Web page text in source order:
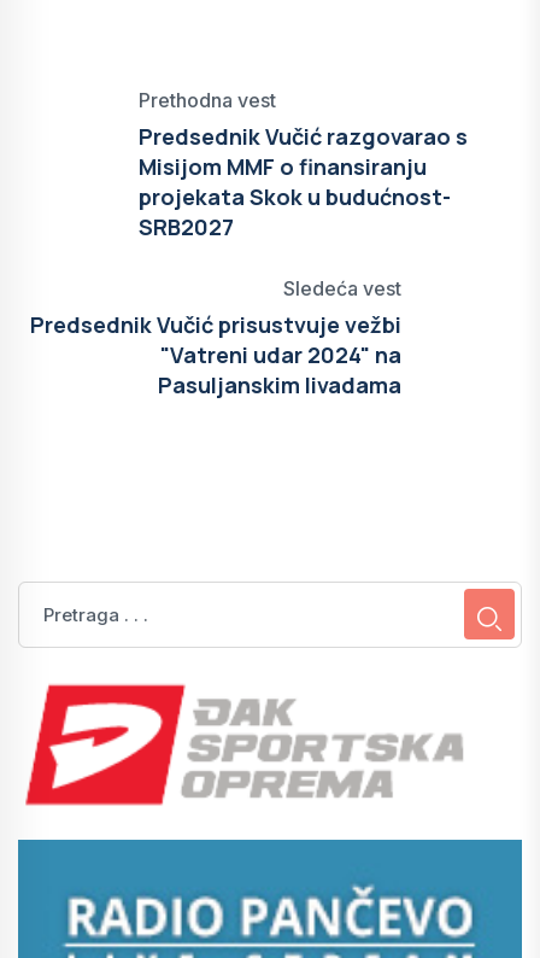
Prethodna vest
Predsednik Vučić razgovarao s
Misijom MMF o finansiranju
projekata Skok u budućnost-
SRB2027
Sledeća vest
Predsednik Vučić prisustvuje vežbi
"Vatreni udar 2024" na
Pasuljanskim livadama